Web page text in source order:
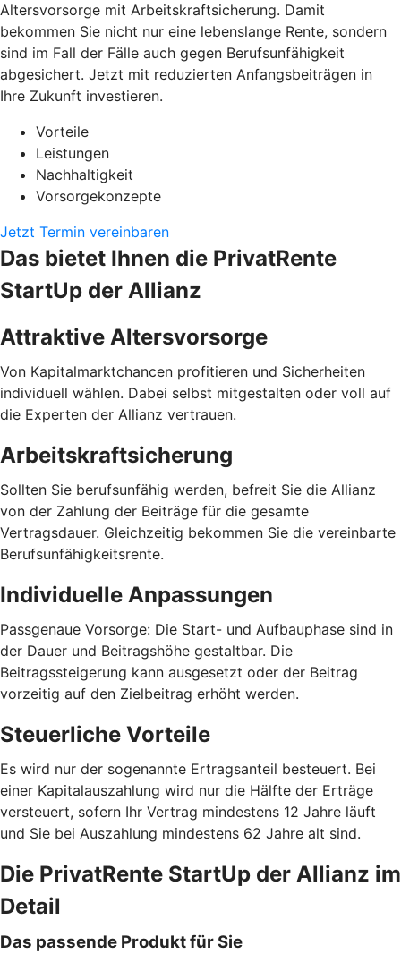
Altersvorsorge mit Arbeitskraftsicherung. Damit
bekommen Sie nicht nur eine lebenslange Rente, sondern
sind im Fall der Fälle auch gegen Berufsunfähigkeit
abgesichert. Jetzt mit reduzierten Anfangsbeiträgen in
Ihre Zukunft investieren.
Vorteile
Leistungen
Nachhaltigkeit
Vorsorgekonzepte
Jetzt Termin vereinbaren
Das bietet Ihnen die PrivatRente
StartUp der Allianz
Attraktive Altersvorsorge
Von Kapitalmarktchancen profitieren und Sicherheiten
individuell wählen. Dabei selbst mitgestalten oder voll auf
die Experten der Allianz vertrauen.
Arbeitskraftsicherung
Sollten Sie berufsunfähig werden, befreit Sie die Allianz
von der Zahlung der Beiträge für die gesamte
Vertragsdauer. Gleichzeitig bekommen Sie die vereinbarte
Berufsunfähigkeitsrente.
Individuelle Anpassungen
Passgenaue Vorsorge: Die Start- und Aufbauphase sind in
der Dauer und Beitragshöhe gestaltbar. Die
Beitragssteigerung kann ausgesetzt oder der Beitrag
vorzeitig auf den Zielbeitrag erhöht werden.
Steuerliche Vorteile
Es wird nur der sogenannte Ertragsanteil besteuert. Bei
einer Kapitalauszahlung wird nur die Hälfte der Erträge
versteuert, sofern Ihr Vertrag mindestens 12 Jahre läuft
und Sie bei Auszahlung mindestens 62 Jahre alt sind.
Die PrivatRente StartUp der Allianz im
Detail
Das passende Produkt für Sie